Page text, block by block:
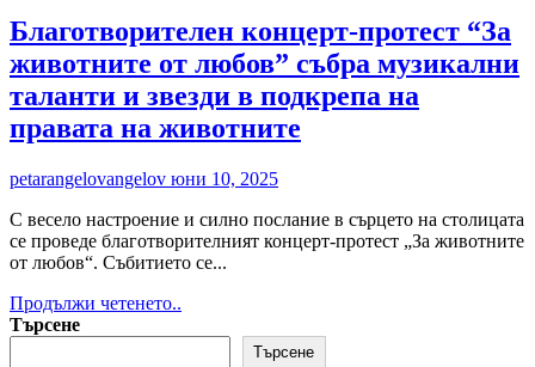
инициатива
за
чиста
вода
и
по-
пластмаса
училищата
Благотворителен концерт-протест “За
животните от любов” събра музикални
таланти и звезди в подкрепа на
правата на животните
petarangelovangelov юни 10, 2025
С весело настроение и силно послание в сърцето на столицата
се проведе благотворителният концерт-протест „За животните
от любов“. Събитието се...
Продължи четенето..
Търсене
Търсене